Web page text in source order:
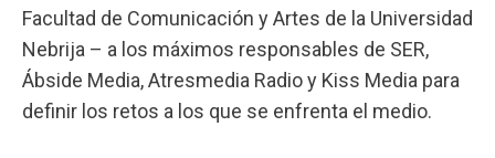
Facultad de Comunicación y Artes de la Universidad
Nebrija – a los máximos responsables de SER,
Ábside Media,Atresmedia Radioy Kiss Media para
definir los retos a los que se enfrenta el medio.